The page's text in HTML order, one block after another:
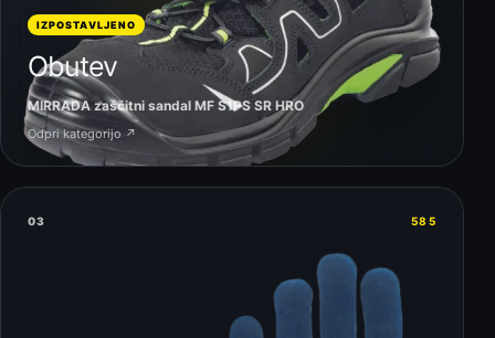
IZPOSTAVLJENO
Obutev
MIRRADA zaščitni sandal MF S1PS SR HRO
Odpri kategorijo ↗
03 585